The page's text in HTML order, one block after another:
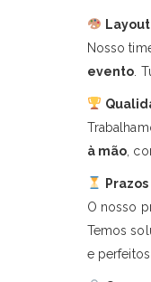
Nosso
evento .
à mão ,
O nosso
Temos
e perfeitos